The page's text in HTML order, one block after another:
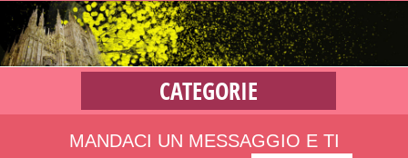
CATEGORIE
MANDACI UN MESSAGGIO E TI